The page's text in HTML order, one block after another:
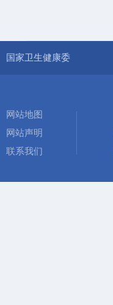
国家卫生健康委
网站地图
网站声明
联系我们